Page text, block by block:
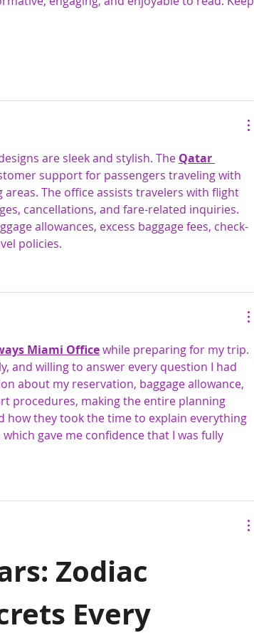
are sleek and stylish. The Qatar
support for passengers traveling with
The office assists travelers with flight
cancellations, and fare-related inquiries.
allowances, excess baggage fees, check-
policies.
Miami Office while preparing for my trip.
and willing to answer every question I had
about my reservation, baggage allowance,
procedures, making the entire planning
how they took the time to explain everything
gave me confidence that I was fully
Zodiac
Every